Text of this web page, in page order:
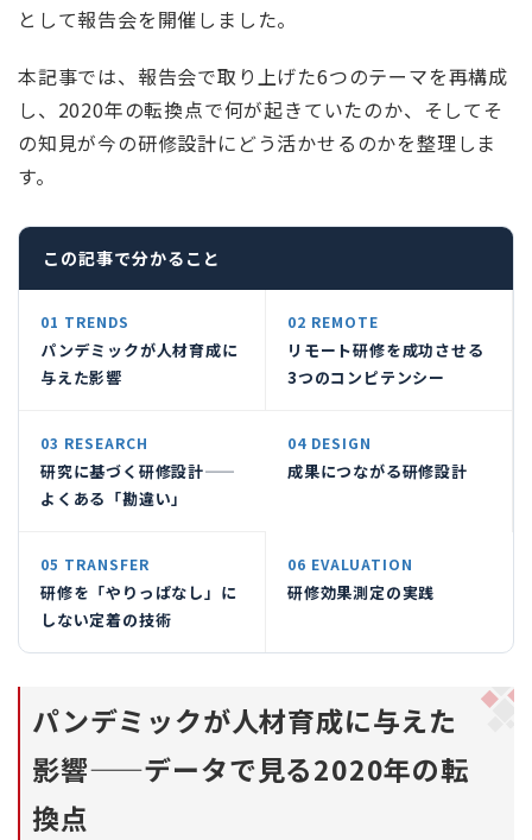
として報告会を開催しました。
本記事では、報告会で取り上げた6つのテーマを再構成
し、2020年の転換点で何が起きていたのか、そしてそ
の知見が今の研修設計にどう活かせるのかを整理しま
す。
この記事で分かること
01 TRENDS
パンデミックが人材育成に
与えた影響
02 REMOTE
リモート研修を成功させる
3つのコンピテンシー
03 RESEARCH
研究に基づく研修設計——
よくある「勘違い」
04 DESIGN
成果につながる研修設計
05 TRANSFER
研修を「やりっぱなし」に
しない定着の技術
06 EVALUATION
研修効果測定の実践
パンデミックが人材育成に与えた
影響——データで見る2020年の転
換点